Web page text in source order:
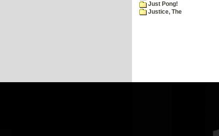
Just Pong!
Justice, The